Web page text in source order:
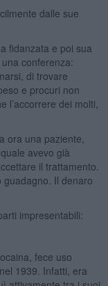
dalle sue
fidanzata e poi sua
conferenza:
di trovare
e procuri non
l’accorrere dei molti,
ora una paziente,
avevo già
il trattamento.
Il denaro
impresentabili:
fece uso
1939. Infatti, era